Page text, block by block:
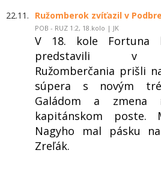
22.11. Ružomberok zvíťazil v
POB - RUZ 1:2, 18.kolo | JK
V 18. kole Fortuna
predstavili v
Ružomberčania prišli
súpera s novým
Galádom a zmena
kapitánskom poste.
Nagyho mal pásku
Zreľák.